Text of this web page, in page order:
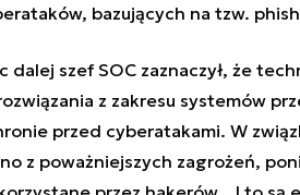
bazujących na tzw.
dalej szef SOC zaznaczył, że
z zakresu systemów
przed cyberatakami. W
z poważniejszych zagrożeń,